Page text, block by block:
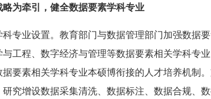
略为牵引，健全数据要素学科专业
科专业设置。教育部门与数据管理部门加强数据
工程、数字经济与管理等数据要素相关学科专
要素相关学科专业本硕博衔接的人才培养机制
究增设数据采集清洗、数据标注、数据合规、